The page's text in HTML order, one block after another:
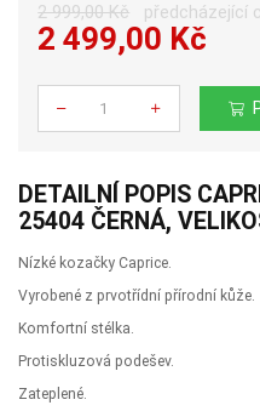
2 999,00 Kč předcházející
2 499,00 Kč
Počet
DETAILNÍ POPIS
25404 ČERNÁ,
Nízké kozačky Caprice.
Vyrobené z prvotřídní přírodní kůže.
Komfortní stélka.
Protiskluzová podešev.
Zateplené.